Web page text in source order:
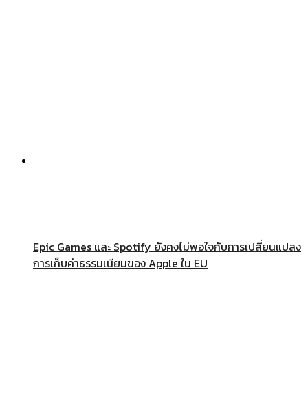
Epic Games และ Spotify ยังคงไม่พอใจกับการเปลี่ยนแปลง
การเก็บค่าธรรมเนียมของ Apple ใน EU